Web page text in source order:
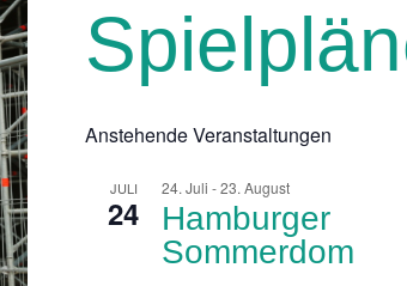
Anstehende Veranstaltungen
JULI
24
24. Juli -23. August
Hamburger
Sommerdom